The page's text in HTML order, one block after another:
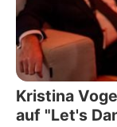
Kristina
auf "Let's